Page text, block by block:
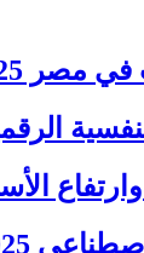
للشراء والاستثمار الذكي
2025 : كيف تؤثر السوشيال
2025 : طرق عملية للتوفير وإدارة
: الدليل الشامل للاستفادة…